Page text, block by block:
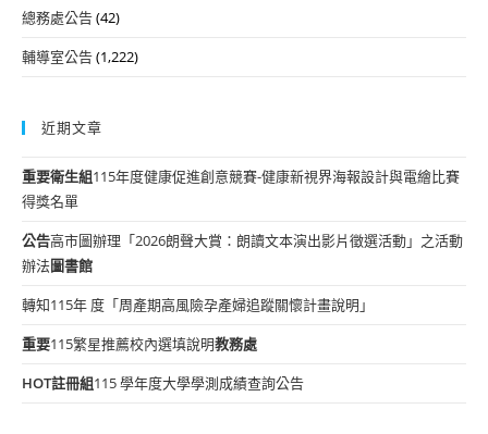
總務處公告(42)
輔導室公告(1,222)
近期文章
重要衛生組115年度健康促進創意競賽-健康新視界海報設計與電繪比賽
得獎名單
公告高市圖辦理「2026朗聲大賞：朗讀文本演出影片徵選活動」之活動
辦法圖書館
轉知115年 度「周產期高風險孕產婦追蹤關懷計畫說明」
重要115繁星推薦校內選填說明教務處
HOT註冊組115 學年度大學學測成績查詢公告